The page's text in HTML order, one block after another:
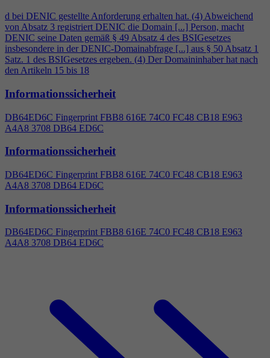
d bei DENIC gestellte Anforderung erhalten hat. (4) Abweichend
von Absatz 3 registriert DENIC die Domain [...] Person, macht
DENIC seine Daten gemäß § 49 Absatz 4 des BSIGesetzes
insbesondere in der DENIC-Domainabfrage [...] aus § 50 Absatz 1
Satz. 1 des BSIGesetzes ergeben. (4) Der Domaininhaber hat nach
den Artikeln 15 bis 18
Informationssicherheit
DB64ED6C Fingerprint FBB8 616E 74C0 FC48 CB18 E963
A4A8 3708 DB64 ED6C
Informationssicherheit
DB64ED6C Fingerprint FBB8 616E 74C0 FC48 CB18 E963
A4A8 3708 DB64 ED6C
Informationssicherheit
DB64ED6C Fingerprint FBB8 616E 74C0 FC48 CB18 E963
A4A8 3708 DB64 ED6C